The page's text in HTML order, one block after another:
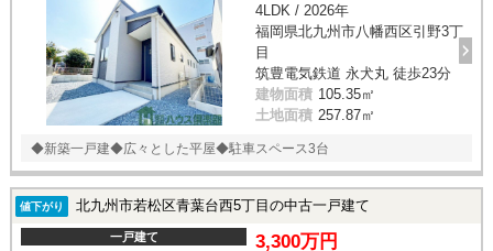
4LDK / 2026年
福岡県北九州市八幡西区引野3丁
目
筑豊電気鉄道 永犬丸 徒歩23分
建物面積 105.35㎡
土地面積 257.87㎡
◆新築一戸建◆広々とした平屋◆駐車スペース3台
値下がり 北九州市若松区青葉台西5丁目の中古一戸建て
一戸建て 3,300万円